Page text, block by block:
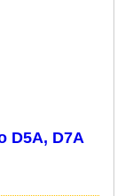
D5A, D7A